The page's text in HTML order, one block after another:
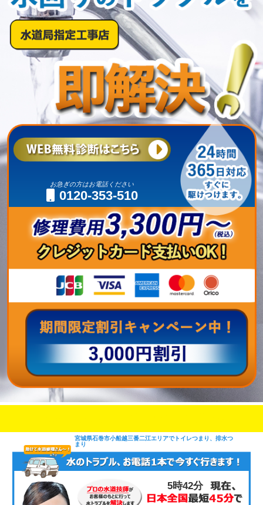
お急ぎの方はお電話ください
0120-353-510
宮城県石巻市小船越三番二江エリアでトイレつまり、排水つ
まり
5時42分